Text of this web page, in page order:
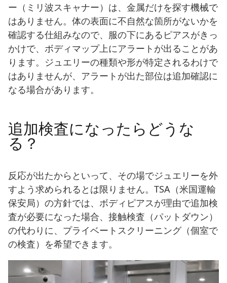
ー（ミリ波スキャナー）は、金属だけを探す機械で
はありません。体の表面に不自然な箇所がないかを
確認する仕組みなので、服の下にあるピアスがきっ
かけで、ボディマップ上にアラートが出ることがあ
ります。ジュエリーの種類や形が特定されるわけで
はありませんが、アラートが出た部位は追加確認に
なる場合があります。
追加検査になったらどうな
る？
反応が出たからといって、その場でジュエリーを外
すよう求められるとは限りません。TSA（米国運輸
保安局）の方針では、ボディピアスが理由で追加検
査が必要になった場合、接触検査（パットダウン）
の代わりに、プライベートスクリーニング（個室で
の検査）を希望できます。